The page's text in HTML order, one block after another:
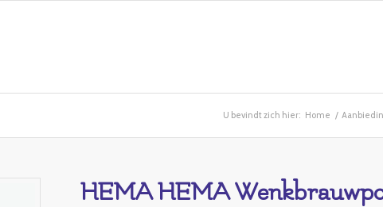
U bevindt zich hier: Home /
HEMA HEMA